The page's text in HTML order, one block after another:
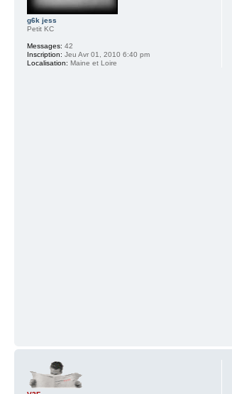
g6k jess
Petit KC
Messages: 42
Inscription: Jeu Avr 01, 2010 6:40 pm
Localisation: Maine et Loire